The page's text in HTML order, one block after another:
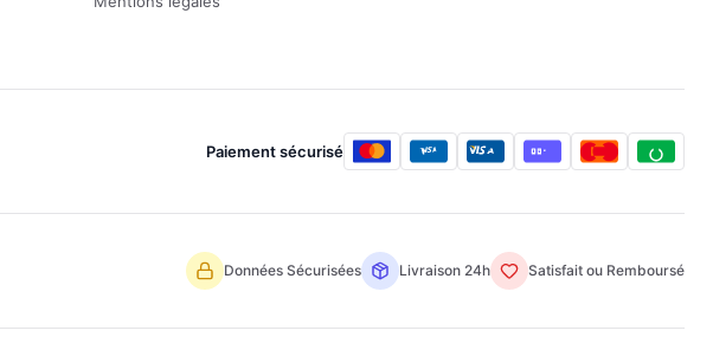
Paiement sécurisé
Données Sécurisées Livraison 24h Satisfait ou Remboursé